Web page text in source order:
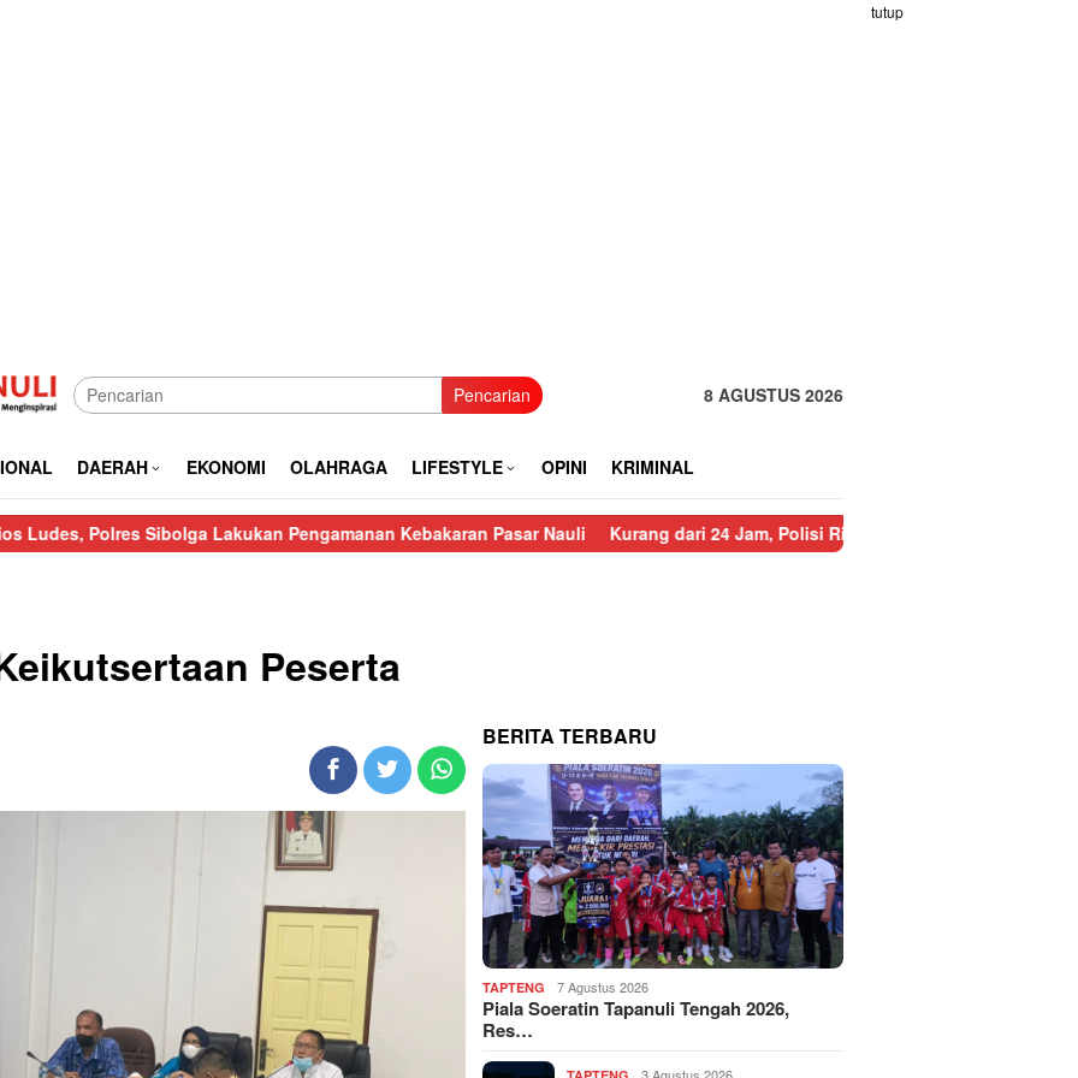
tutup
Pencarian 8 AGUSTUS 2026
DAERAH EKONOMI OLAHRAGA LIFESTYLE OPINI KRIMINAL
Lakukan Pengamanan Kebakaran Pasar Nauli Kurang dari 24 Jam, Polisi Ringkus Pelaku Curanmor di Sorkam
Peserta
BERITA TERBARU
TAPTENG 7 Agustus 2026
Piala Soeratin Tapanuli Tengah 2026,
Res…
3 Agustus 2026